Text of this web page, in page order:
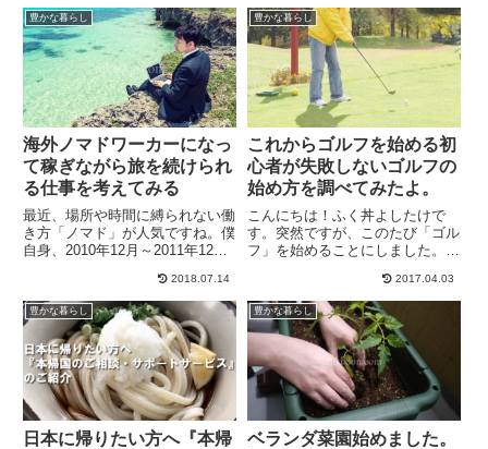
豊かな暮らし
海外ノマドワーカーになっ
て稼ぎながら旅を続けられ
る仕事を考えてみる
最近、場所や時間に縛られない働
き方「ノマド」が人気ですね。僕
自身、2010年12月～2011年12月
エイトで稼ぎながら世界一周旅行
に行ってきました。その様子は僕
のブログ『おきらく夫婦のネット
で稼ぎながら世界一周...
2018.07.14
豊かな暮らし
これからゴルフを始める初
心者が失敗しないゴルフの
始め方を調べてみたよ。
こんにちは！ふく丼よしたけで
す。突然ですが、このたび「ゴル
フ」を始めることにしました。ち
味を持ちたいという記事を書い
て、登山とかサーフィンとか格闘
技とかやりたいなあって思ってい
たんですが、『ゴルフ』にしまし
た。...
2017.04.03
豊かな暮らし
日本に帰りたい方へ『本帰
豊かな暮らし
ベランダ菜園始めました。